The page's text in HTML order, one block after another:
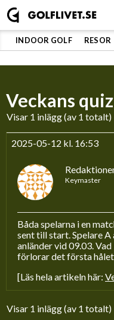
Hoppa
till
innehållINDOOR GOLF RESOR
Veckans
Visar 1 inlägg (av 1 totalt)
2025-05-12 kl. 16:53
Keymaster
Båda spelarna i en
sent till start. Spelare A
anländer vid 09.03.
förlorar det första
[Läs hela artikeln här:
Visar 1 inlägg (av 1 totalt)